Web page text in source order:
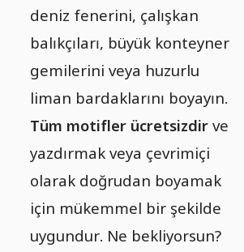
deniz fenerini, çalışkan
balıkçıları, büyük konteyner
gemilerini veya huzurlu
liman bardaklarını boyayın.
Tüm motifler ücretsizdirve
yazdırmak veya çevrimiçi
olarak doğrudan boyamak
için mükemmel bir şekilde
uygundur. Ne bekliyorsun?